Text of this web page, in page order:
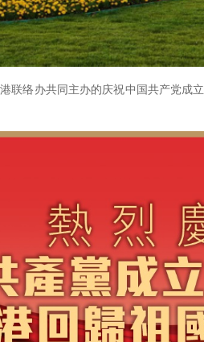
联络办共同主办的庆祝中国共产党